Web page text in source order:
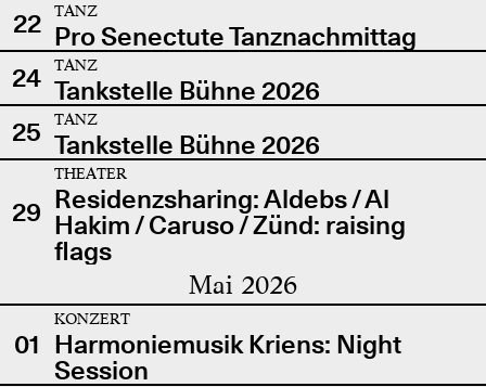
22
TANZ
Pro Senectute Tanznachmittag
24
TANZ
Tankstelle Bühne 2026
25
TANZ
Tankstelle Bühne 2026
29
THEATER
Residenzsharing: Aldebs / Al
Hakim / Caruso / Zünd: raising
flags
Mai 2026
01
KONZERT
Harmoniemusik Kriens: Night
Session